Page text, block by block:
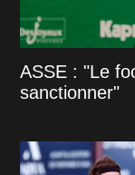
ASSE : "Le
sanctionner"